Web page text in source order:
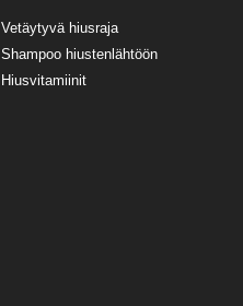
Vetäytyvä hiusraja
Shampoo hiustenlähtöön
Hiusvitamiinit